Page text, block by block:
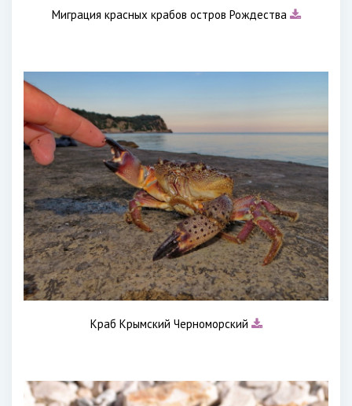
Миграция красных крабов остров Рождества
Краб Крымский Черноморский